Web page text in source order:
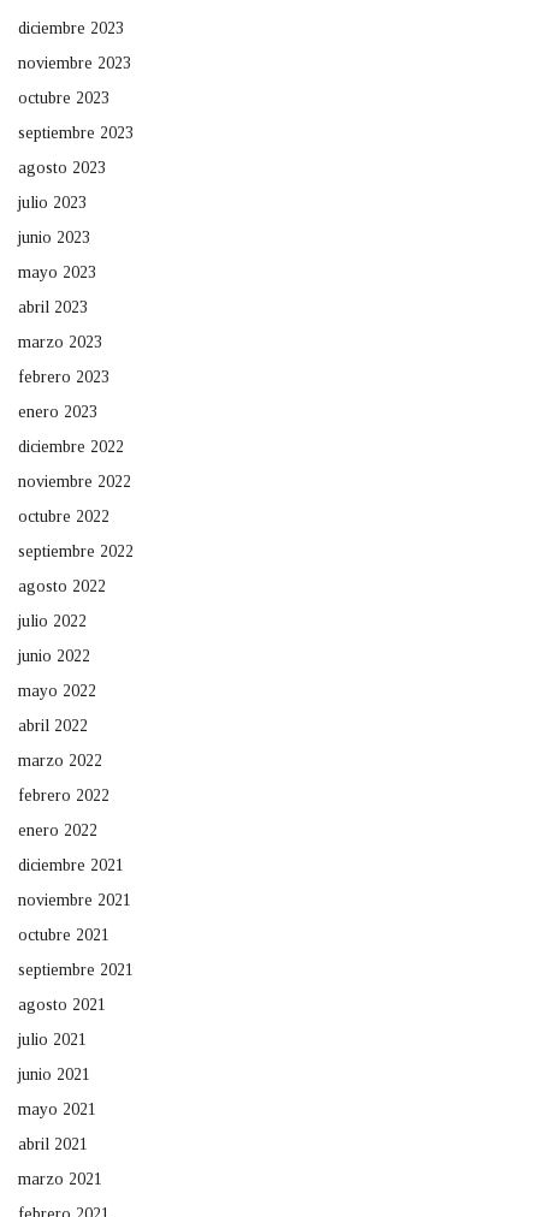
diciembre 2023
noviembre 2023
octubre 2023
septiembre 2023
agosto 2023
julio 2023
junio 2023
mayo 2023
abril 2023
marzo 2023
febrero 2023
enero 2023
diciembre 2022
noviembre 2022
octubre 2022
septiembre 2022
agosto 2022
julio 2022
junio 2022
mayo 2022
abril 2022
marzo 2022
febrero 2022
enero 2022
diciembre 2021
noviembre 2021
octubre 2021
septiembre 2021
agosto 2021
julio 2021
junio 2021
mayo 2021
abril 2021
marzo 2021